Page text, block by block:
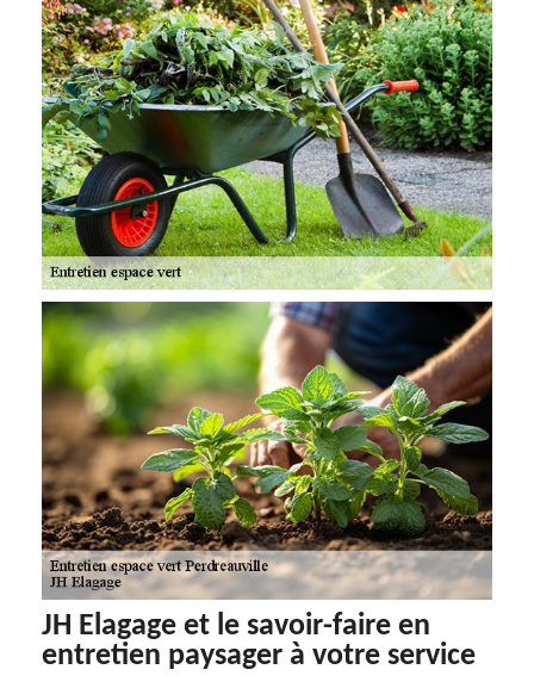
JH Elagage et le savoir-faire en
entretien paysager à votre service